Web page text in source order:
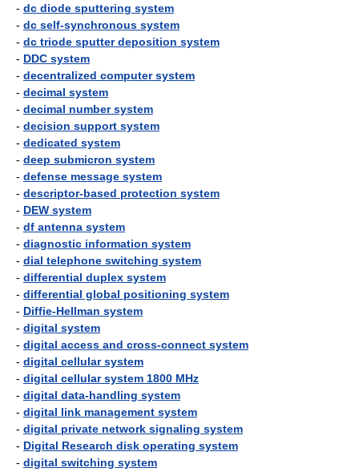
- dc diode sputtering system
- dc self-synchronous system
- dc triode sputter deposition system
- DDC system
- decentralized computer system
- decimal system
- decimal number system
- decision support system
- dedicated system
- deep submicron system
- defense message system
- descriptor-based protection system
- DEW system
- df antenna system
- diagnostic information system
- dial telephone switching system
- differential duplex system
- differential global positioning system
- Diffie-Hellman system
- digital system
- digital access and cross-connect system
- digital cellular system
- digital cellular system 1800 MHz
- digital data-handling system
- digital link management system
- digital private network signaling system
- Digital Research disk operating system
- digital switching system